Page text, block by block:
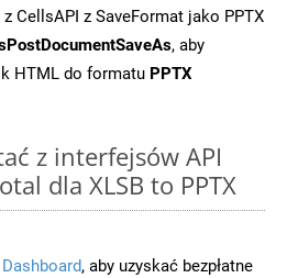
z CellsAPI z SaveFormat jako PPTX
, aby
HTML do formatu PPTX
z interfejsów API
dla XLSB to PPTX
Dashboard, aby uzyskać bezpłatne